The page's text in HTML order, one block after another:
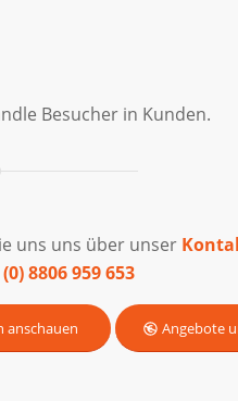
Besucher in Kunden.
uns uns über unser
8806 959 653
anschauen Angebote